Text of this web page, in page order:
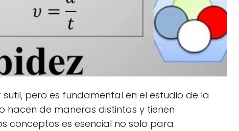
pero es fundamental en el estudio de la
hacen de maneras distintas y tienen
conceptos es esencial no solo para